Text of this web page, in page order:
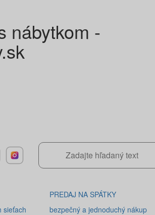
nábytkom -
sieťach
PREDAJ NA SPÁTKY
bezpečný a jednoduchý nákup